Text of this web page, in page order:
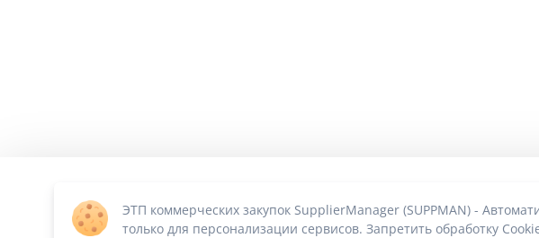
ЭТП коммерческих закупок SupplierManager (SUPPMAN) -
только для персонализации сервисов. Запретить обработку